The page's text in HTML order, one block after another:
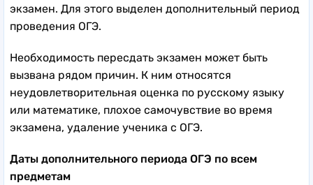
экзамен. Для этого выделен дополнительный период
проведения ОГЭ.
Необходимость пересдать экзамен может быть
вызвана рядом причин. К ним относятся
неудовлетворительная оценка по русскому языку
или математике, плохое самочувствие во время
экзамена, удаление ученика с ОГЭ.
Даты дополнительного периода ОГЭ по всем
предметам